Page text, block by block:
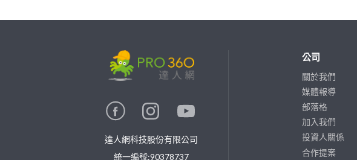
達人網科技股份有限公司
統一編號:90378737
公司
關於我們
媒體報導
部落格
加入我們
投資人關係
合作提案